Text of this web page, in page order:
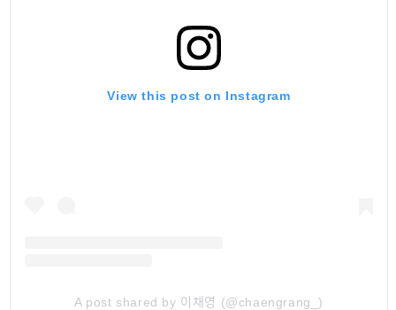
View this post on Instagram
A post shared by 이채영 (@chaengrang_)